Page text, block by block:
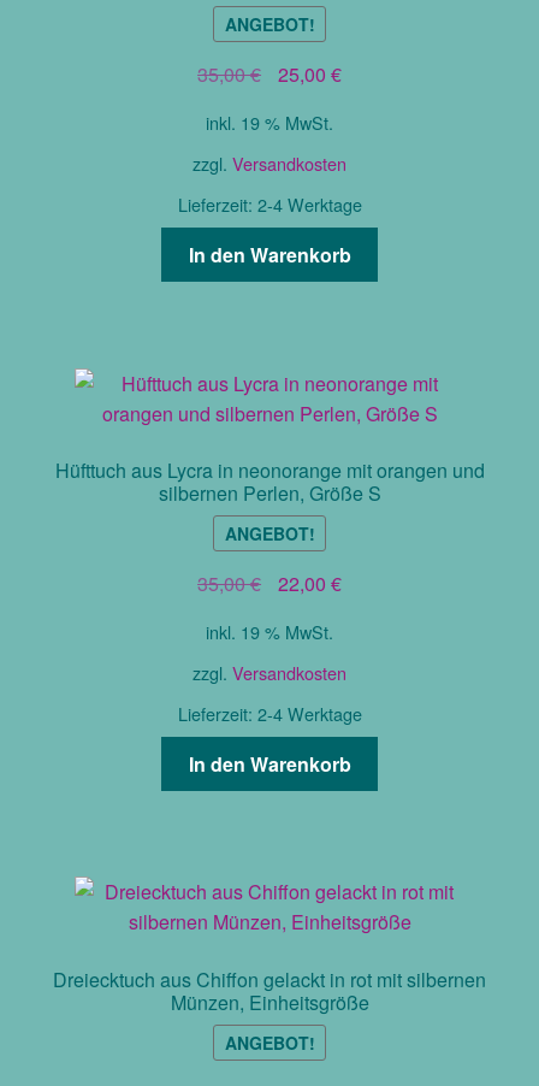
ANGEBOT!
35,00€
Ursprünglicher
war:
35,00 €
25,00 €Aktueller
25,00 €.
inkl. 19 % MwSt.
zzgl. Versandkosten
Lieferzeit: 2-4 Werktage
In den Warenkorb
Hüfttuch aus Lycra in neonorange mit orangen und
silbernen Perlen, Größe S
ANGEBOT!
35,00€
Ursprünglicher
war:
35,00 €
22,00 €Aktueller
22,00 €.
inkl. 19 % MwSt.
zzgl. Versandkosten
Lieferzeit: 2-4 Werktage
In den Warenkorb
Dreiecktuch aus Chiffon gelackt in rot mit silbernen
Münzen, Einheitsgröße
ANGEBOT!